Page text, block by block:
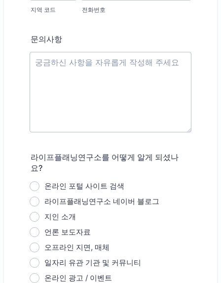
지역 코드 전화번호
문의사항
라이프플래닝연구소를 어떻게 알게 되셨나
요?
온라인 포털 사이트 검색
라이프플래닝연구소 네이버 블로그
지인 소개
언론 보도자료
오프라인 지면, 매체
일자리 유관 기관 및 커뮤니티
온라인 광고 / 이벤트